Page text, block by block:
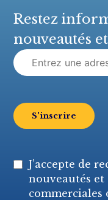
Restez
nouveautés
J’accepte de
nouveautés et
commerciales